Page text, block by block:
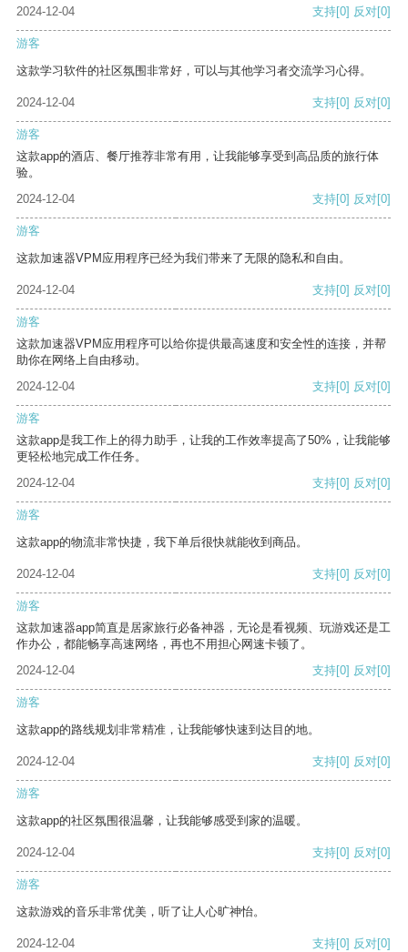
2024-12-04 支持[0] 反对[0]
游客
这款学习软件的社区氛围非常好，可以与其他学习者交流学习心得。
2024-12-04 支持[0] 反对[0]
游客
这款app的酒店、餐厅推荐非常有用，让我能够享受到高品质的旅行体
验。
2024-12-04
支持[0] 反对[0]
游客
这款加速器VPM应用程序已经为我们带来了无限的隐私和自由。
2024-12-04 支持[0] 反对[0]
游客
这款加速器VPM应用程序可以给你提供最高速度和安全性的连接，并帮
助你在网络上自由移动。
2024-12-04
支持[0] 反对[0]
游客
这款app是我工作上的得力助手，让我的工作效率提高了50%，让我能够
更轻松地完成工作任务。
2024-12-04
支持[0] 反对[0]
游客
这款app的物流非常快捷，我下单后很快就能收到商品。
2024-12-04 支持[0] 反对[0]
游客
这款加速器app简直是居家旅行必备神器，无论是看视频、玩游戏还是工
作办公，都能畅享高速网络，再也不用担心网速卡顿了。
2024-12-04
支持[0] 反对[0]
游客
这款app的路线规划非常精准，让我能够快速到达目的地。
2024-12-04 支持[0] 反对[0]
游客
这款app的社区氛围很温馨，让我能够感受到家的温暖。
2024-12-04 支持[0] 反对[0]
游客
这款游戏的音乐非常优美，听了让人心旷神怡。
2024-12-04 支持[0] 反对[0]